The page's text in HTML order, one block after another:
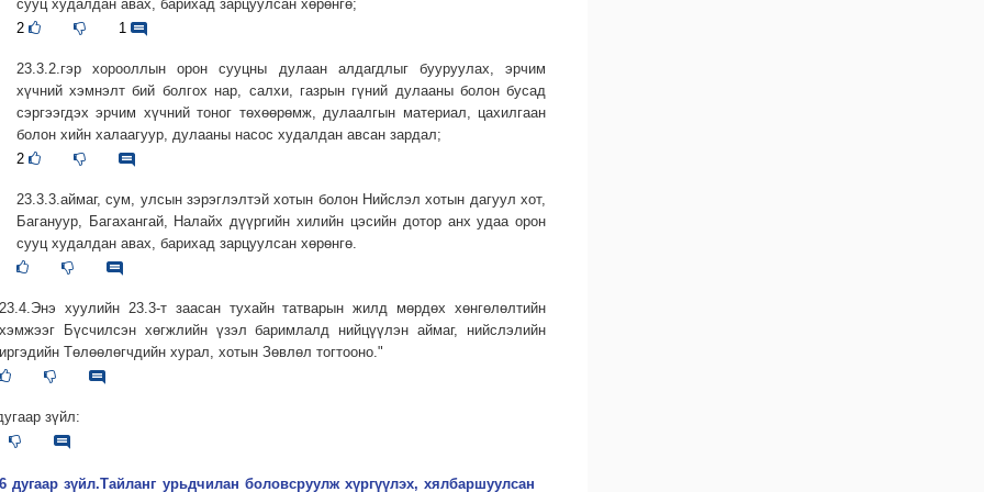
сууц худалдан авах, барихад зарцуулсан хөрөнгө;
2
1
23.3.2.гэр хорооллын орон сууцны дулаан алдагдлыг бууруулах, эрчим
хүчний хэмнэлт бий болгох нар, салхи, газрын гүний дулааны болон бусад
сэргээгдэх эрчим хүчний тоног төхөөрөмж, дулаалгын материал, цахилгаан
болон хийн халаагуур, дулааны насос худалдан авсан зардал;
2
23.3.3.аймаг, сум, улсын зэрэглэлтэй хотын болон Нийслэл хотын дагуул хот,
Багануур, Багахангай, Налайх дүүргийн хилийн цэсийн дотор анх удаа орон
сууц худалдан авах, барихад зарцуулсан хөрөнгө.
23.4.Энэ хуулийн 23.3-т заасан тухайн татварын жилд мөрдөх хөнгөлөлтийн
хэмжээг Бүсчилсэн хөгжлийн үзэл баримлалд нийцүүлэн аймаг, нийслэлийн
иргэдийн Төлөөлөгчдийн хурал, хотын Зөвлөл тогтооно."
зүйл:
дугаар зүйл.Тайланг урьдчилан боловсруулж хүргүүлэх, хялбаршуулсан